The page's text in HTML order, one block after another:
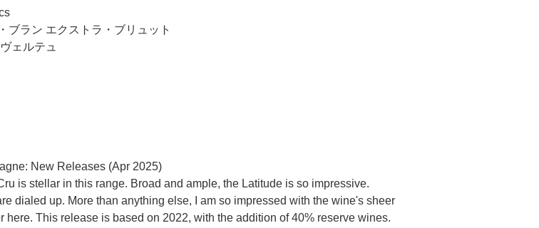
ブラン エクストラ・ブリュット
ェルテュ
New Releases (Apr 2025)
is stellar in this range. Broad and ample, the Latitude is so impressive.
dialed up. More than anything else, I am so impressed with the wine's sheer
This release is based on 2022, with the addition of 40% reserve wines.